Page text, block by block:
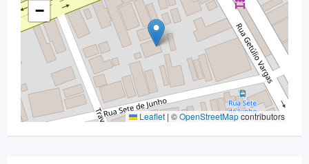
−
Leaflet | ©OpenStreetMapcontributors